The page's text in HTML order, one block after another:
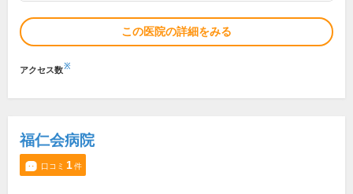
この医院の詳細をみる
アクセス数※
福仁会病院
口コミ 1件